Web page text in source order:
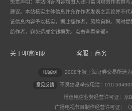
免责声明：本站问答内容均由入驻叩富问财的作者撰
建议。本站核实主体信息并允许作者发表之言论并不
该信息内容予以核实，据此操作者，风险自担。同时
给作者，避免造成金钱损失。 点击查看全部>
关于叩富问财 客服 商务
叩富网 2008年被上海证券交易所选
意见反馈 不良信息举报电话：010-
增值电信业务经营许可证：京
广播电视节目制作经营许可证：